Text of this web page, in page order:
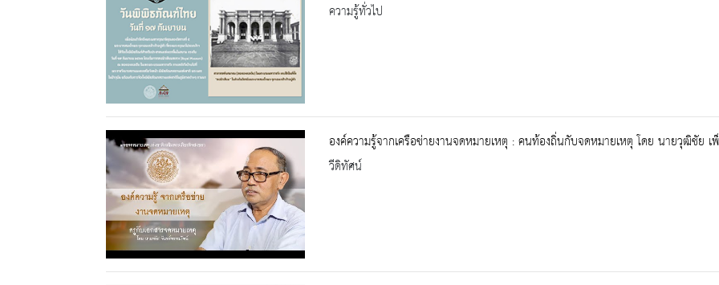
ความรู้ทั่วไป
องค์ความรู้จากเครือข่ายงานจดหมายเหตุ : คนท้องถิ่นกับจดหมายเหตุ โดย นายวุฒิชัย เ
วีดิทัศน์